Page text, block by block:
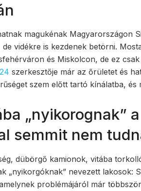
magukénak Magyarországon
de vidékre is kezdenek betörni.
és Miskolcon, de ez
szerkesztője már az őrületet és
szem előtt tartó kínálatba, és
„nyikorognak”
semmit nem
dübörgő kamionok, vitába
„nyikorgóknak” nevezett lakosok:
problémájáról már